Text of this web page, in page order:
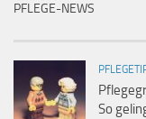
PFLEGE-NEWS
So